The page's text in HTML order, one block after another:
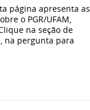
página apresenta as
o PGR/UFAM,
na seção de
na pergunta para